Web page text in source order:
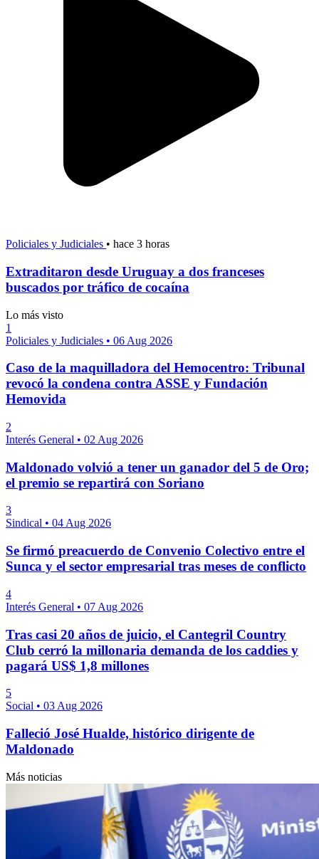
Policiales y Judiciales • hace 3 horas
Extraditaron desde Uruguay a dos franceses
buscados por tráfico de cocaína
Lo más visto
1
Policiales y Judiciales • 06 Aug 2026
Caso de la maquilladora del Hemocentro: Tribunal
revocó la condena contra ASSE y Fundación
Hemovida
2
Interés General • 02 Aug 2026
Maldonado volvió a tener un ganador del 5 de Oro;
el premio se repartirá con Soriano
3
Sindical • 04 Aug 2026
Se firmó preacuerdo de Convenio Colectivo entre el
Sunca y el sector empresarial tras meses de conflicto
4
Interés General • 07 Aug 2026
Tras casi 20 años de juicio, el Cantegril Country
Club cerró la millonaria demanda de los caddies y
pagará US$ 1,8 millones
5
Social • 03 Aug 2026
Falleció José Hualde, histórico dirigente de
Maldonado
Más noticias